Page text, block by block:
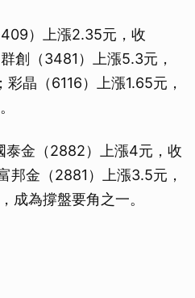
）上漲2.35元，收
創（3481）上漲5.3元，
晶（6116）上漲1.65元，
泰金（2882）上漲4元，收
邦金（2881）上漲3.5元，
成為撐盤要角之一。